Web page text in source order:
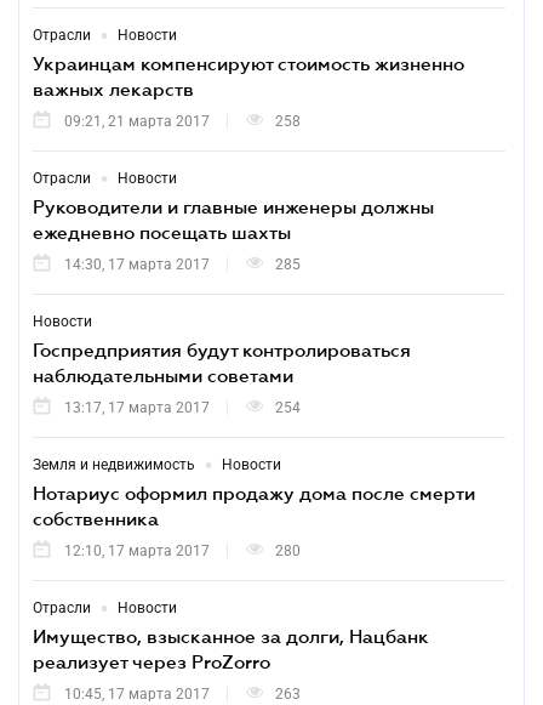
Отрасли • Новости
Украинцам компенсируют стоимость жизненно
важных лекарств
09:21, 21 марта 2017 258
Отрасли • Новости
Руководители и главные инженеры должны
ежедневно посещать шахты
14:30, 17 марта 2017 285
Новости
Госпредприятия будут контролироваться
наблюдательными советами
13:17, 17 марта 2017 254
Земля и недвижимость • Новости
Нотариус оформил продажу дома после смерти
собственника
12:10, 17 марта 2017 280
Отрасли • Новости
Имущество, взысканное за долги, Нацбанк
реализует через ProZorro
10:45, 17 марта 2017 263